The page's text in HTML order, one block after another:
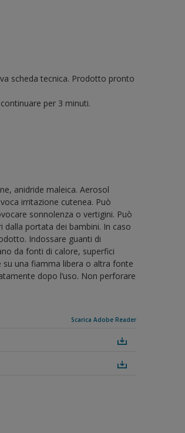
scheda tecnica. Prodotto pronto
per 3 minuti.
anidride maleica. Aerosol
irritazione cutenea. Può
sonnolenza o vertigini. Può
portata dei bambini. In caso
Indossare guanti di
da fonti di calore, superfici
una fiamma libera o altra fonte
dopo l’uso. Non perforare
Scarica Adobe Reader